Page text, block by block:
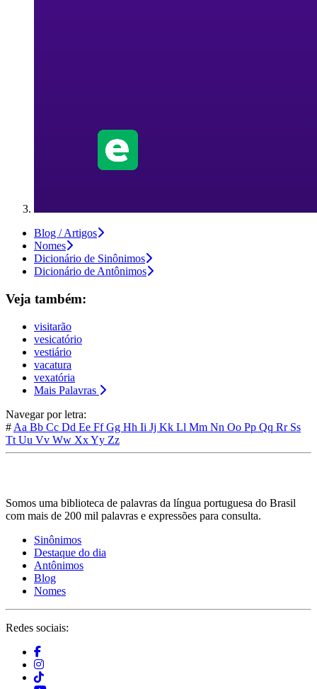
Blog / Artigos
Nomes
Dicionário de Sinônimos
Dicionário de Antônimos
Veja também:
visitarão
vesicatório
vestiário
vacatura
vexatória
Mais Palavras
Navegar por letra:
# Aa Bb Cc Dd Ee FfGg Hh Ii Jj Kk Ll Mm Nn Oo Pp Qq Rr Ss
Tt Uu Vv Ww XxYy Zz
Somos uma biblioteca de palavras da língua portuguesa do Brasil
com mais de 200 mil palavras e expressões para consulta.
Sinônimos
Destaque do dia
Antônimos
Blog
Nomes
Redes sociais: